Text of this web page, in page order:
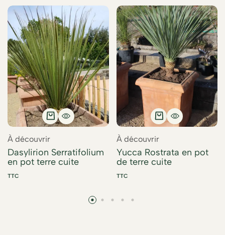
À découvrir
Dasylirion Serratifolium
en pot terre cuite
TTC
À découvrir
Yucca Rostrata en pot
de terre cuite
TTC